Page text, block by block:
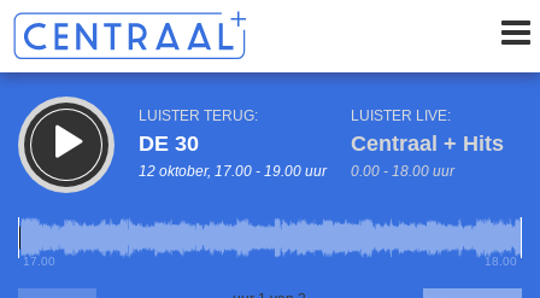
LUISTER TERUG:
DE 30
12 oktober, 17.00 - 19.00 uur
LUISTER LIVE:
Centraal + Hits
0.00 - 18.00 uur
17.00 18.00